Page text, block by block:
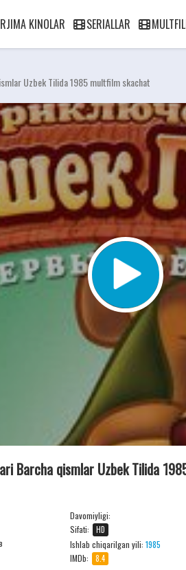
KINOLAR SERIALLAR
Uzbek Tilida 1985 multfilm skachat
Barcha qismlar Uzbek Tilida
Davomiyligi:
Sifati:
HD
Ishlab chiqarilgan yili:1985
IMDb:
8.4